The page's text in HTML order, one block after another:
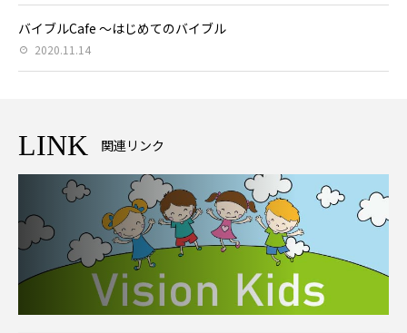
バイブルCafe ～はじめてのバイブル
2020.11.14
LINK 関連リンク